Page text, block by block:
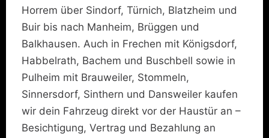
Horrem über Sindorf, Türnich, Blatzheim und
Buir bis nach Manheim, Brüggen und
Balkhausen. Auch in Frechen mit Königsdorf,
Habbelrath, Bachem und Buschbell sowie in
Pulheim mit Brauweiler, Stommeln,
Sinnersdorf, Sinthern und Dansweiler kaufen
wir dein Fahrzeug direkt vor der Haustür an –
Besichtigung, Vertrag und Bezahlung an